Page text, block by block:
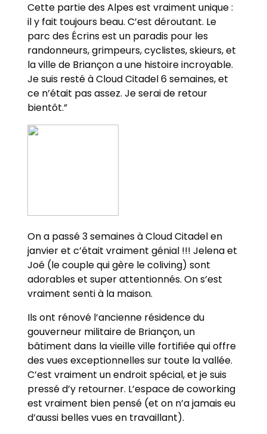
Cette partie des Alpes est vraiment unique :
il y fait toujours beau. C’est déroutant. Le
parc des Écrins est un paradis pour les
randonneurs, grimpeurs, cyclistes, skieurs, et
la ville de Briançon a une histoire incroyable.
Je suis resté à Cloud Citadel 6 semaines, et
ce n’était pas assez. Je serai de retour
bientôt.”
On a passé 3 semaines à Cloud Citadel en
janvier et c’était vraiment génial !!! Jelena et
Joé (le couple qui gère le coliving) sont
adorables et super attentionnés. On s’est
vraiment senti à la maison.
Ils ont rénové l’ancienne résidence du
gouverneur militaire de Briançon, un
bâtiment dans la vieille ville fortifiée qui offre
des vues exceptionnelles sur toute la vallée.
C’est vraiment un endroit spécial, et je suis
pressé d’y retourner. L’espace de coworking
est vraiment bien pensé (et on n’a jamais eu
d’aussi belles vues en travaillant).